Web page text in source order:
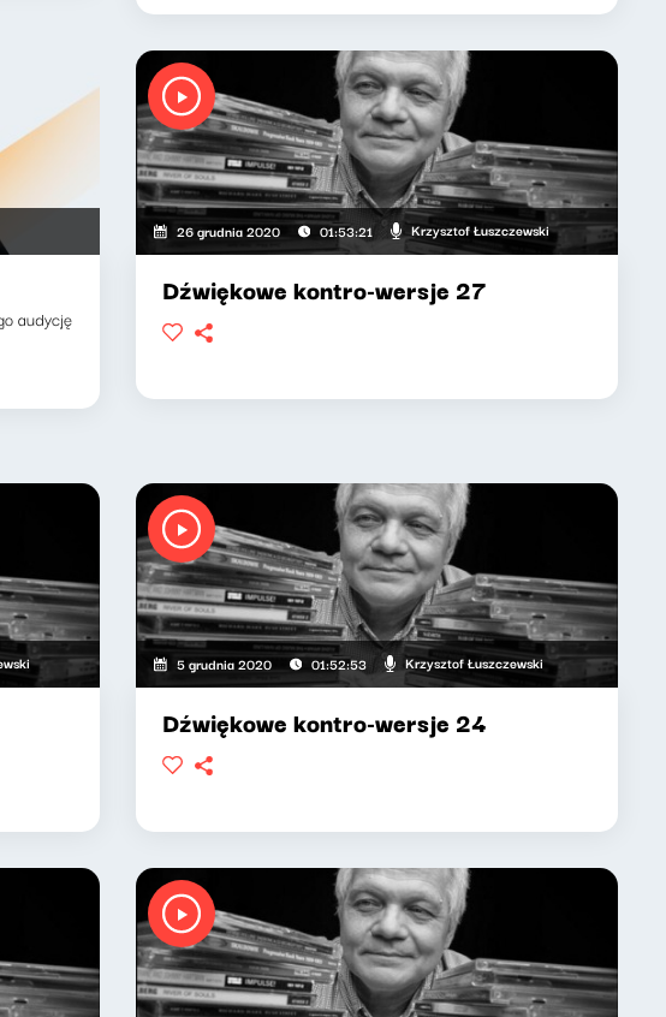
audycję
26 grudnia 2020 01:53:21 Krzysztof Łuszczewski
Dźwiękowe kontro-wersje 27
5 grudnia 2020 01:52:53 Krzysztof Łuszczewski
Dźwiękowe kontro-wersje 24